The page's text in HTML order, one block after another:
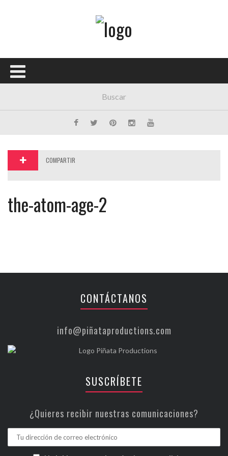
PORTADA
FESTIVALES
EXPOSICIONES
HISTORIAS
COMPARTIR
the-atom-age-2
CONTÁCTANOS
info@piñataproductions.com
SUSCRÍBETE
¿Quieres recibir nuestras comunicaciones?